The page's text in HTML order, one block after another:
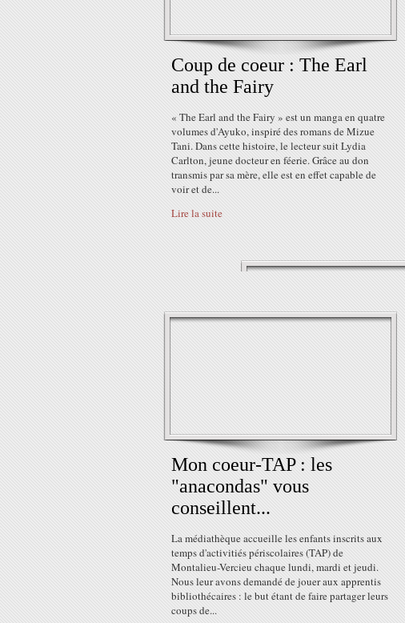
Coup de coeur : The Earl
and the Fairy
« The Earl and the Fairy » est un manga en quatre
volumes d'Ayuko, inspiré des romans de Mizue
Tani. Dans cette histoire, le lecteur suit Lydia
Carlton, jeune docteur en féerie. Grâce au don
transmis par sa mère, elle est en effet capable de
voir et de...
Lire la suite
Mon coeur-TAP : les
"anacondas" vous
conseillent...
La médiathèque accueille les enfants inscrits aux
temps d'activitiés périscolaires (TAP) de
Montalieu-Vercieu chaque lundi, mardi et jeudi.
Nous leur avons demandé de jouer aux apprentis
bibliothécaires : le but étant de faire partager leurs
coups de...